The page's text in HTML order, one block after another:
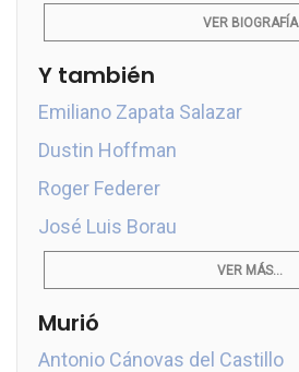
VER BIOGRAFÍA
Y también
Emiliano Zapata Salazar
Dustin Hoffman
Roger Federer
José Luis Borau
VER MÁS...
Murió
Antonio Cánovas del Castillo